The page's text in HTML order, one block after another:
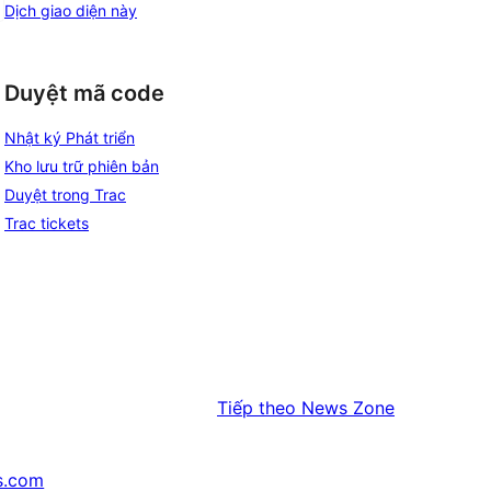
Dịch giao diện này
Duyệt mã code
Nhật ký Phát triển
Kho lưu trữ phiên bản
Duyệt trong Trac
Trac tickets
Tiếp theo News Zone